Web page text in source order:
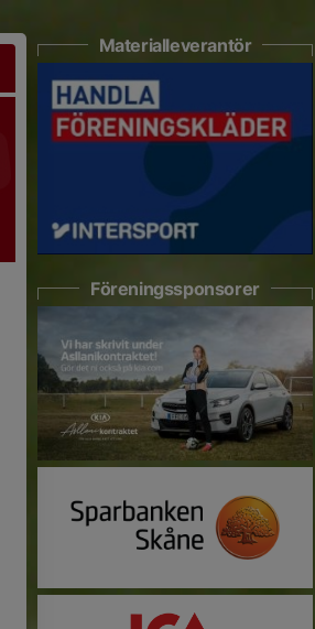
Materialleverantör
Föreningssponsorer